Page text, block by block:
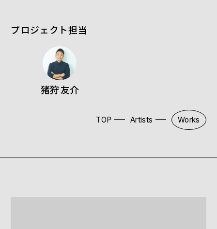
プロジェクト担当
猪狩 友介
TOP Artists Works